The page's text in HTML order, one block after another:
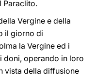
Paraclito.
Vergine e della
il giorno di
la Vergine ed i
doni, operando in loro
vista della diffusione